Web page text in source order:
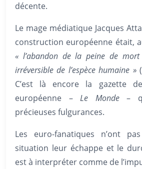
décente.
Le mage médiatique Jacques
construction européenne était,
« l’abandon de la peine de mort
irréversible de l’espèce humaine »
C’est là encore la gazette
européenne –Le Monde–
précieuses fulgurances.
Les euro-fanatiques n’ont
situation leur échappe et le
est à interpréter comme de